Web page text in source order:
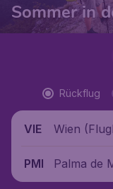
Sommer in
Rückflug
VIE
Wien
PMI
Palma de
Mallorca),